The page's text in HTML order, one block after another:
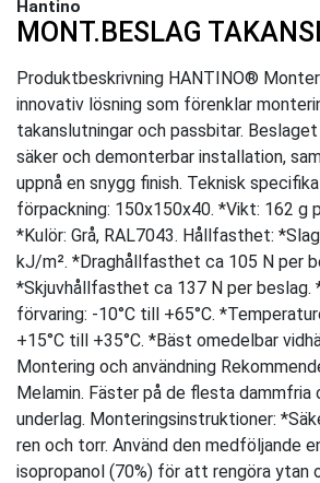
Hantino
MONT.BESLAG
Produktbeskrivning HANTINO®
innovativ lösning som förenklar
takanslutningar och passbitar.
säker och demonterbar installation,
uppnå en snygg finish. Teknisk
förpackning: 150x150x40. *Vikt: 162 g
*Kulör: Grå, RAL7043. Hållfasthet:
kJ/m². *Draghållfasthet ca 105 N per
*Skjuvhållfasthet ca 137 N per beslag.
förvaring: -10°C till +65°C.
+15°C till +35°C. *Bäst omedelbar
Montering och användning
Melamin. Fäster på de flesta dammfria
underlag. Monteringsinstruktioner:
ren och torr. Använd den medföljande
isopropanol (70%) för att rengöra ytan